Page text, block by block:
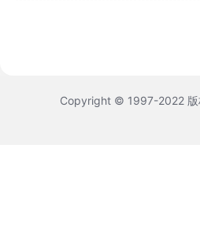
Copyright © 1997-2022 版